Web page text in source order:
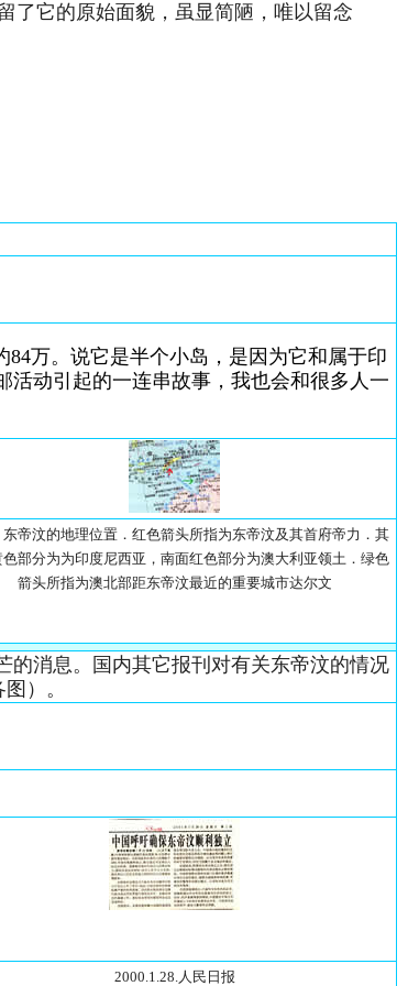
了它的原始面貌，虽显简陋，唯以留念
万。说它是半个小岛，是因为它和属于印
活动引起的一连串故事，我也会和很多人一
帝汶的地理位置．红色箭头所指为东帝汶及其首府帝力．其
部分为为印度尼西亚，南面红色部分为澳大利亚领土．绿色
箭头所指为澳北部距东帝汶最近的重要城市达尔文
的消息。国内其它报刊对有关东帝汶的情况
）。
2000.1.28.人民日报